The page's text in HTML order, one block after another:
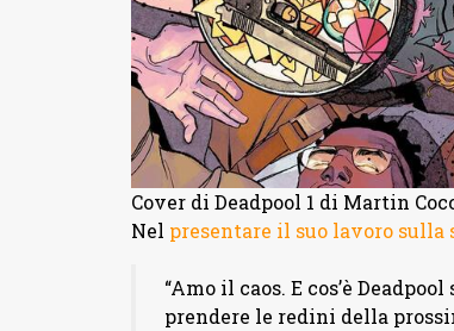
Cover di Deadpool 1 di Martin
Nel presentare il suo lavoro sulla
“Amo il caos. E cos’è
prendere le redini della